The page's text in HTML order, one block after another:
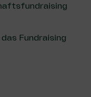
Fundraising